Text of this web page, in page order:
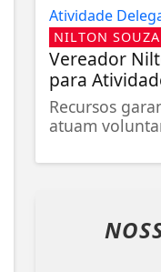
NILTON SOUZA
Vereador
para
Recursos
atuam